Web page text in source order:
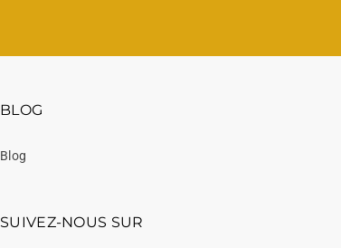
BLOG
Blog
SUIVEZ-NOUS SUR